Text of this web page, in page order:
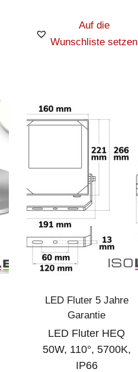
Auf die
Wunschliste setzen
LED Fluter 5 Jahre
Garantie
LED Fluter HEQ
50W, 110°, 5700K,
IP66